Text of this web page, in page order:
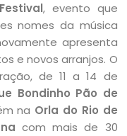
, evento que
nomes da música
apresenta
e novos arranjos. O
de 11 a 14 de
Bondinho Pão de
na Orla do Rio de
com mais de 30